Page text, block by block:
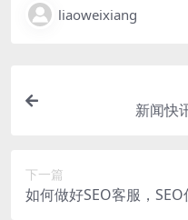
liaoweixiang
新闻快
下一篇
如何做好SEO客服，